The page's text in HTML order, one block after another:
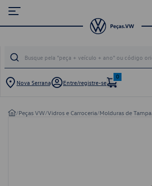
Nova Serrana Entre/registre-se
0
/Peças VW/Vidros e Carroceria/Molduras de Tampa